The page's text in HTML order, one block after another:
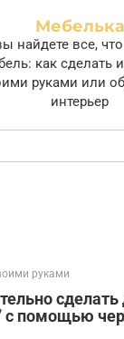
Мебелька
найдете все,
как сделать
руками или
интерьер
руками
сделать
с помощью